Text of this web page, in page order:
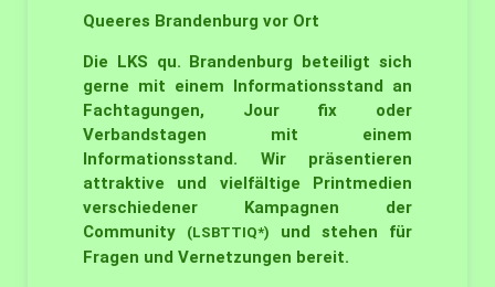
Queeres Brandenburg vor Ort
Die LKS qu. Brandenburg beteiligt sich
gerne mit einem Informationsstand an
Fachtagungen, Jour fix oder
Verbandstagen mit einem
Informationsstand. Wir präsentieren
attraktive und vielfältige Printmedien
verschiedener Kampagnen der
Community
(LSBTTIQ*)
und stehen für
Fragen und Vernetzungen bereit.